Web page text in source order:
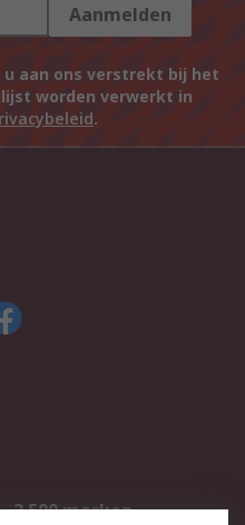
Aanmelden
u aan ons verstrekt bij het
worden verwerkt in
.
2.500 merken